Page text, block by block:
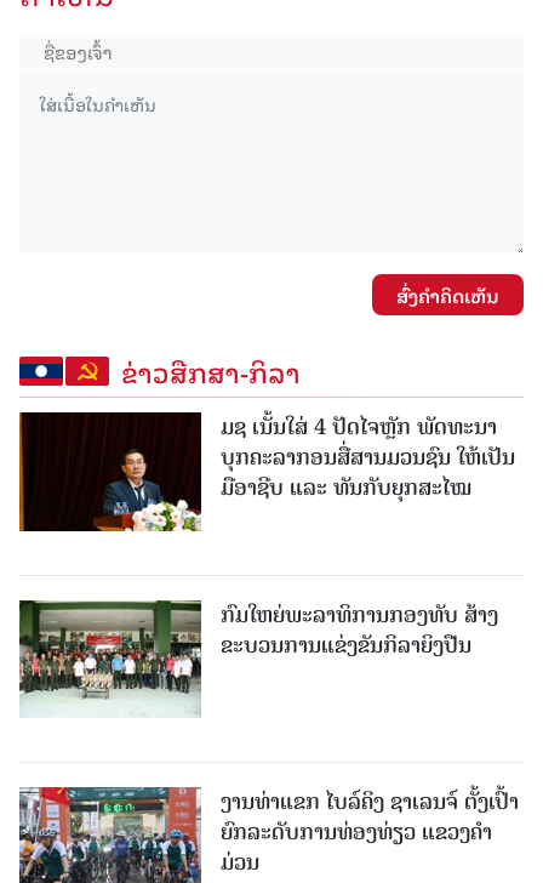
ສົ່ງຄໍາຄິດເຫັນ
ຂ່າວສືກສາ-ກິລາ
ມຊ ເນັ້ນໃສ່ 4 ປັດໄຈຫຼັກ ພັດທະນາ
ບຸກຄະລາກອນສື່ສານມວນຊົນ ໃຫ້ເປັນ
ມືອາຊີບ ແລະ ທັນກັບຍຸກສະໄໝ
ກົມໃຫຍ່ພະລາທິການກອງທັບ ສ້າງ
ຂະບວນການແຂ່ງຂັນກິລາຍິງປືນ
ງານທ່າແຂກ ໄບລ໌ຄິງ ຊາເລນຈ໌ ຕັ້ງເປົ້າ
ຍົກລະດັບການທ່ອງທ່ຽວ ແຂວງຄໍາ
ມ່ວນ